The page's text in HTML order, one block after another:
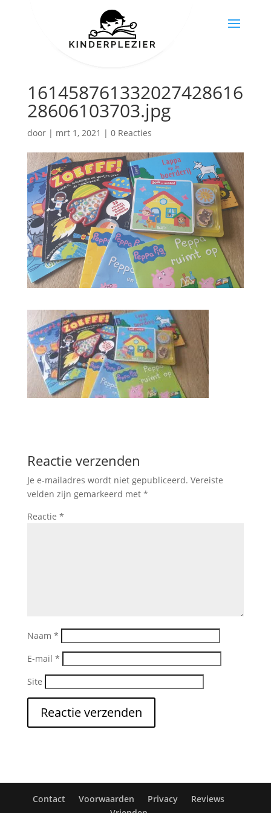
161458761332027428616
28606103703.jpg
door | mrt 1, 2021 | 0 Reacties
Reactie verzenden
Je e-mailadres wordt niet gepubliceerd. Vereiste
velden zijn gemarkeerd met *
Reactie *
Naam *
E-mail *
Site
Contact Voorwaarden Privacy
Reviews